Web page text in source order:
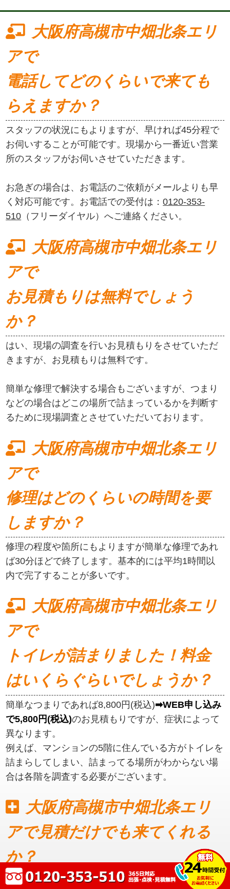
大阪府高槻市中畑北条エリ
アで
電話してどのくらいで来ても
らえますか？
スタッフの状況にもよりますが、早ければ45分程で
お伺いすることが可能です。現場から一番近い営業
所のスタッフがお伺いさせていただきます。
お急ぎの場合は、お電話のご依頼がメールよりも早
く対応可能です。お電話での受付は：0120-353-
510 （フリーダイヤル）へご連絡ください。
大阪府高槻市中畑北条エリ
アで
お見積もりは無料でしょう
か？
はい、現場の調査を行いお見積もりをさせていただ
きますが、お見積もりは無料です。
簡単な修理で解決する場合もございますが、つまり
などの場合はどこの場所で詰まっているかを判断す
るために現場調査とさせていただいております。
大阪府高槻市中畑北条エリ
アで
修理はどのくらいの時間を要
しますか？
修理の程度や箇所にもよりますが簡単な修理であれ
ば30分ほどで終了します。基本的には平均1時間以
内で完了することが多いです。
大阪府高槻市中畑北条エリ
アで
トイレが詰まりました！料金
はいくらぐらいでしょうか？
簡単なつまりであれば8,800円(税込)➡WEB申し込み
で5,800円(税込)のお見積もりですが、症状によって
異なります。
例えば、マンションの5階に住んでいる方がトイレを
詰まらしてしまい、詰まってる場所がわからない場
合は各階を調査する必要がございます。
大阪府高槻市中畑北条エリ
アで見積だけでも来てくれる
か？
見積もりだけでも可能です。